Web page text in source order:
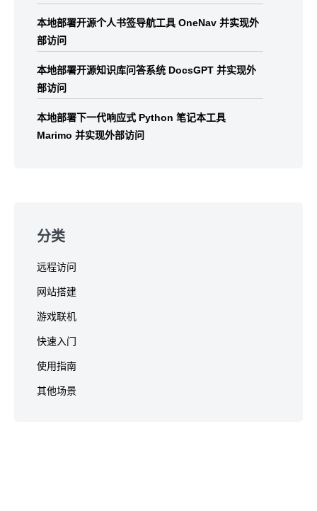
本地部署开源个人书签导航工具 OneNav 并实现外
部访问
本地部署开源知识库问答系统 DocsGPT 并实现外
部访问
本地部署下一代响应式 Python 笔记本工具
Marimo 并实现外部访问
分类
远程访问
网站搭建
游戏联机
快速入门
使用指南
其他场景